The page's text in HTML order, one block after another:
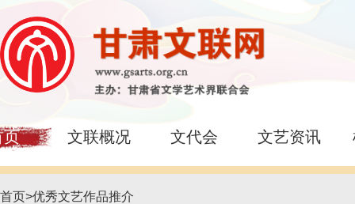
页 文联概况 文代会 文艺资讯
首页>优秀文艺作品推介